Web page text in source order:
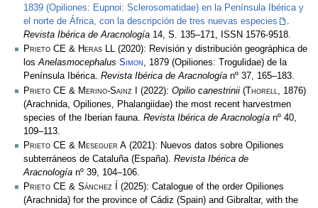
1839 (Opiliones: Eupnoi: Sclerosomatidae) en la Península Ibérica y
el norte de África, con la descripción de tres nuevas especies
.
Revista Ibérica de Aracnología 14, S. 135–171, ISSN 1576-9518.
Prieto CE & Heras LL (2020): Revisión y distribución geográphica de
losAnelasmocephalus Simon, 1879 (Opiliones: Trogulidae) de la
Península Ibérica. Revista Ibérica de Aracnología nº 37, 165–183.
Prieto CE & Merino-Sainz I
(2022): Opilio canestrinii (Thorell
, 1876)
(Arachnida, Opiliones, Phalangiidae) the most recent harvestmen
species of the Iberian fauna. Revista Ibérica de Aracnología nº 40,
109–113.
Prieto CE & Meseguer A (2021): Nuevos datos sobre Opiliones
subterráneos de Cataluña (España). Revista Ibérica de
Aracnología nº 39, 104–106.
Prieto CE & Sánchez Í
(2025): Catalogue of the order Opiliones
(Arachnida) for the province of Cádiz (Spain) and Gibraltar, with the